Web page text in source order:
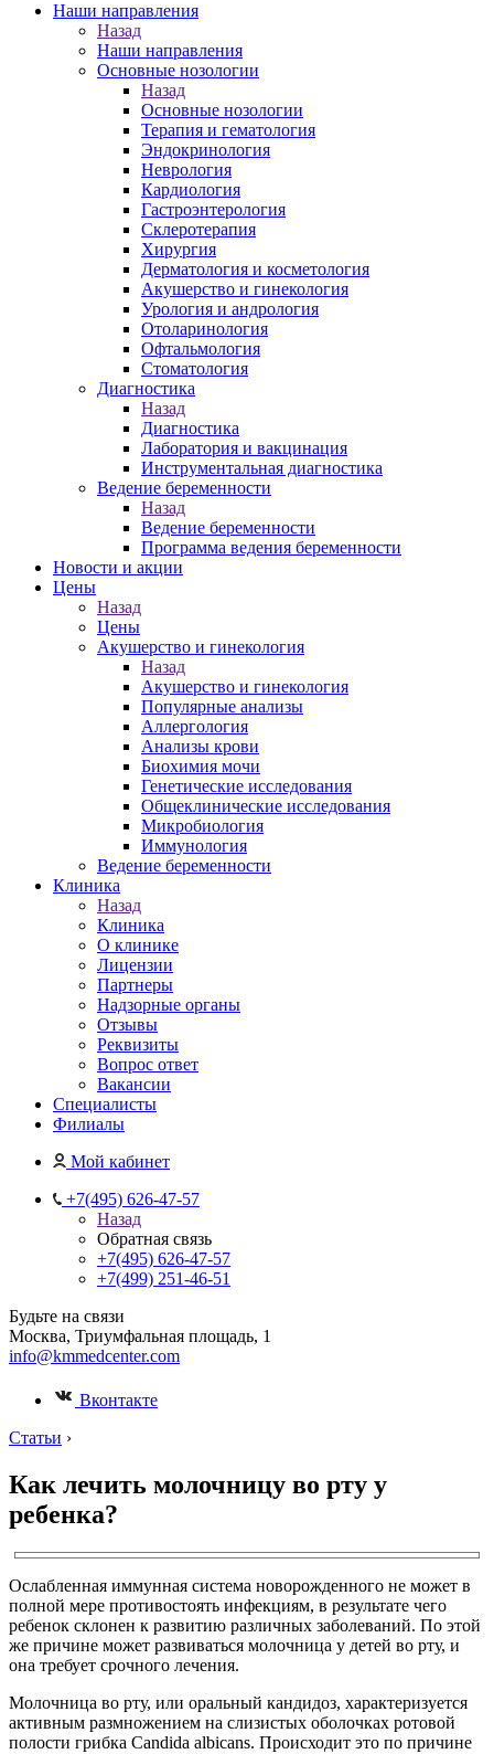
Наши направления
Назад
Наши направления
Основные нозологии
Назад
Основные нозологии
Терапия и гематология
Эндокринология
Неврология
Кардиология
Гастроэнтерология
Склеротерапия
Хирургия
Дерматология и косметология
Акушерство и гинекология
Урология и андрология
Отоларинология
Офтальмология
Стоматология
Диагностика
Назад
Диагностика
Лаборатория и вакцинация
Инструментальная диагностика
Ведение беременности
Назад
Ведение беременности
Программа ведения беременности
Новости и акции
Цены
Назад
Цены
Акушерство и гинекология
Назад
Акушерство и гинекология
Популярные анализы
Аллергология
Анализы крови
Биохимия мочи
Генетические исследования
Общеклинические исследования
Микробиология
Иммунология
Ведение беременности
Клиника
Назад
Клиника
О клинике
Лицензии
Партнеры
Надзорные органы
Отзывы
Реквизиты
Вопрос ответ
Вакансии
Специалисты
Филиалы
Мой кабинет
+7(495) 626-47-57
Назад
Обратная связь
+7(495) 626-47-57
+7(499) 251-46-51
Будьте на связи
Москва, Триумфальная площадь, 1
info@kmmedcenter.com
Вконтакте
Статьи ›
Как лечить молочницу во рту у
ребенка?
Ослабленная иммунная система новорожденного не может в
полной мере противостоять инфекциям, в результате чего
ребенок склонен к развитию различных заболеваний. По этой
же причине может развиваться молочница у детей во рту, и
она требует срочного лечения.
Молочница во рту, или оральный кандидоз, характеризуется
активным размножением на слизистых оболочках ротовой
полости грибка Candida albicans. Происходит это по причине